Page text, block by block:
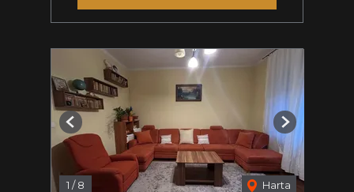
1 /8 Harta
Previous Next